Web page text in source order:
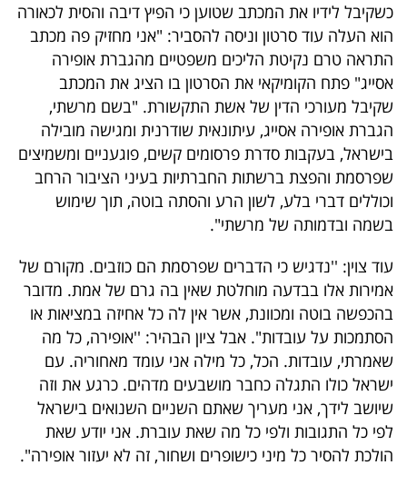
כשקיבל לידיו את המכתב שטוען כי הפיץ דיבה והסית לכאורה
הוא העלה עוד סרטון וניסה להסביר: "אני מחזיק פה מכתב
התראה טרם נקיטת הליכים משפטיים מהגברת אופירה
אסייג" פתח הקומיקאי את הסרטון בו הציג את המכתב
שקיבל מעורכי הדין של אשת התקשורת. "בשם מרשתי,
הגברת אופירה אסייג, עיתונאית שודרנית ומגישה מובילה
בישראל, בעקבות סדרת פרסומים קשים, פוגעניים ומשמיצים
שפרסמת והפצת ברשתות החברתיות בעיני הציבור הרחב
וכוללים דברי בלע, לשון הרע והסתה בוטה, תוך שימוש
בשמה ובדמותה של מרשתי".
עוד צוין: ''נדגיש כי הדברים שפרסמת הם כוזבים. מקורם של
אמירות אלו בבדעה מוחלטת שאין בה גרם של אמת. מדובר
בהכפשה בוטה ומכוונת, אשר אין לה כל אחיזה במציאות או
הסתמכות על עובדות". אבל ציון הבהיר: ''אופירה, כל מה
שאמרתי, עובדות. הכל, כל מילה אני עומד מאחוריה. עם
ישראל כולו התגלה כחבר מושבעים מדהים. כרגע את וזה
שיושב לידך, אני מעריך שאתם השניים השנואים בישראל
לפי כל התגובות ולפי כל מה שאת עוברת. אני יודע שאת
הולכת להסיר כל מיני כישופרים ושחור, זה לא יעזור אופירה".